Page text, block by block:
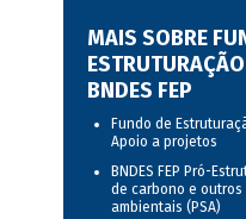
MAIS SOBRE
BNDES FEP
Fundo de
Apoio a projetos
BNDES FEP Pró-
de carbono e
ambientais (PSA)